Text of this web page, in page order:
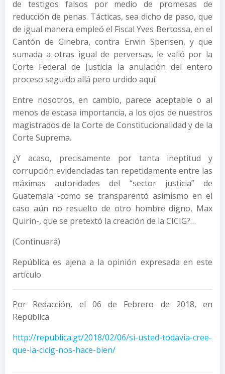
de testigos falsos por medio de promesas de
reducción de penas. Tácticas, sea dicho de paso, que
de igual manera empleó el Fiscal Yves Bertossa, en el
Cantón de Ginebra, contra Erwin Sperisen, y que
sumada a otras igual de perversas, le valió por la
Corte Federal de Justicia la anulación del entero
proceso seguido allá pero urdido aquí.
Entre nosotros, en cambio, parece aceptable o al
menos de escasa importancia, a los ojos de nuestros
magistrados de la Corte de Constitucionalidad y de la
Corte Suprema.
¿Y acaso, precisamente por tanta ineptitud y
corrupción evidenciadas tan repetidamente entre las
máximas autoridades del “sector justicia” de
Guatemala -como se transparentó asímismo en el
caso aún no resuelto de otro hombre digno, Max
Quirin-, que se pretextó la creación de la CICIG?…
(Continuará)
República es ajena a la opinión expresada en este
artículo
Por Redacción, el 06 de Febrero de 2018, en
República
http://republica.gt/2018/02/06/si-usted-todavia-cree-
que-la-cicig-nos-hace-bien/